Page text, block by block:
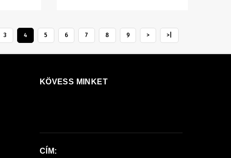
3 4 5 6 7 8 9 > >|
KÖVESS MINKET
CÍM: